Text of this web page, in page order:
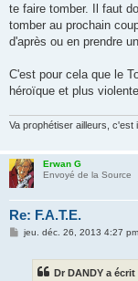
te faire tomber. Il faut
tomber au prochain
d'après ou en prendre
C'est pour cela que le
héroïque et plus violente.
Va prophétiser ailleurs, c'est
Erwan G
Envoyé de la Source
Re: F.A.T.E.
Mjeu. déc. 26, 2013 4:27 pm
Dr DANDY a écrit